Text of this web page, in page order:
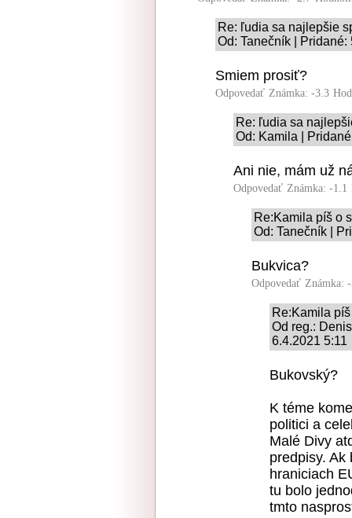
Re: ľudia sa najlepšie
Od: Tanečník | Pridané:
Smiem prosiť?
Odpovedať Známka: -3.3
Re: ľudia sa
Od: Kamila |
Ani nie, mám už
Odpovedať Známka: -1.1
Re:Kamila píš o
Od: Tanečník |
Bukvica?
Odpovedať Známka:
Re:Kamila
Od reg.:
6.4.2021 5:11
Bukovský?
K téme
politici a
Malé Divy
predpisy. Ak
hraniciach
tu bolo
tmto